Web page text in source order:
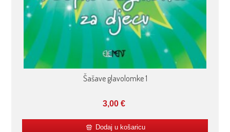
Šašave glavolomke 1
3,00€
Dodaj u košaricu